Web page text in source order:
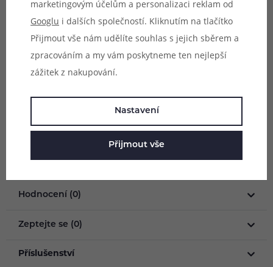
platformy Lost Vape UB Lite, je nutné dokoupit je
samostatně.
Hodnocení (0)
Zeptejte se (0)
Příslušenství
marketingovým účelům a personalizaci reklam od
Googlu i dalších společností. Kliknutím na tlačítko
Přijmout vše nám udělíte souhlas s jejich sběrem a
zpracováním a my vám poskytneme ten nejlepší
zážitek z nakupování.
Nastavení
Přijmout vše